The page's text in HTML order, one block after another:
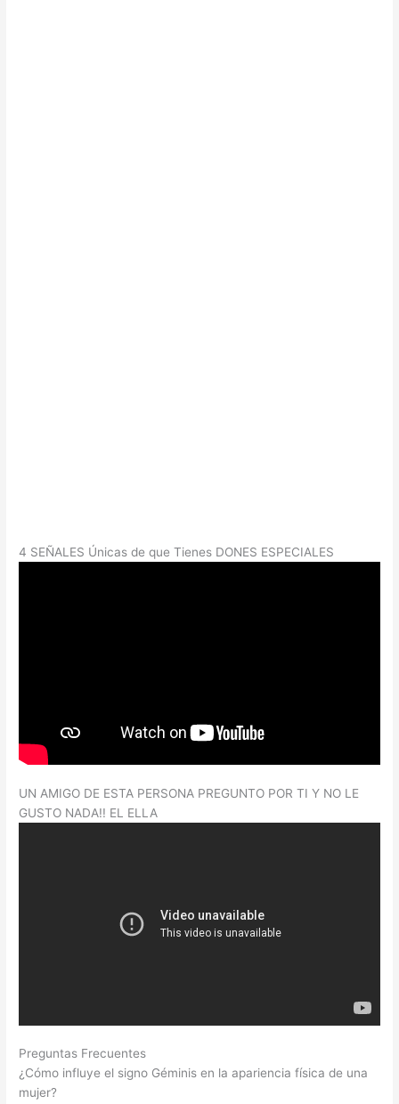
4 SEÑALES Únicas de que Tienes DONES ESPECIALES
UN AMIGO DE ESTA PERSONA PREGUNTO POR TI Y NO LE
GUSTO NADA!! EL ELLA
Preguntas Frecuentes
¿Cómo influye el signo Géminis en la apariencia física de una
mujer?